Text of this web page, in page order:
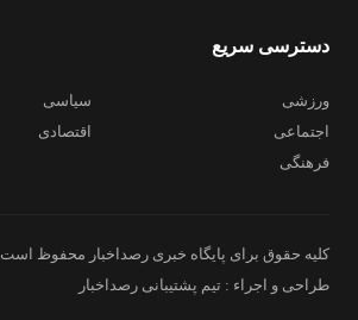
دسترسی سریع
ورزشی
سیاسی
اجتماعی
اقتصادی
فرهنگی
کلیه حقوق برای پایگاه خبری رصداخبار محفوظ است.
طراحی و اجراء : تیم پشتیبانی رصداخبار